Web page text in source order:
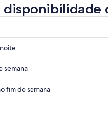
disponibilidade
semana
fim de semana